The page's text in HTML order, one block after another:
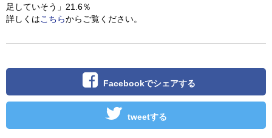
足していそう」21.6％
詳しくはこちらからご覧ください。
Facebookでシェアする
tweetする